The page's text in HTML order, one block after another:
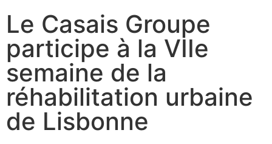
Le Casais Groupe
participe à la VIIe
semaine de la
réhabilitation urbaine
de Lisbonne